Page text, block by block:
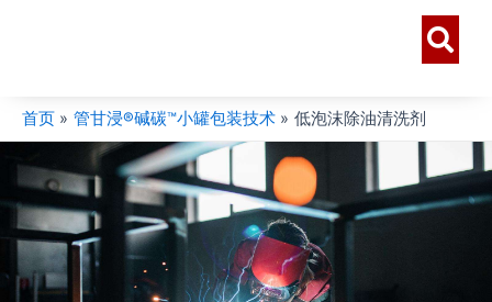
首页 管甘浸®碱碳™小罐包装技术 低泡沫除油清洗剂